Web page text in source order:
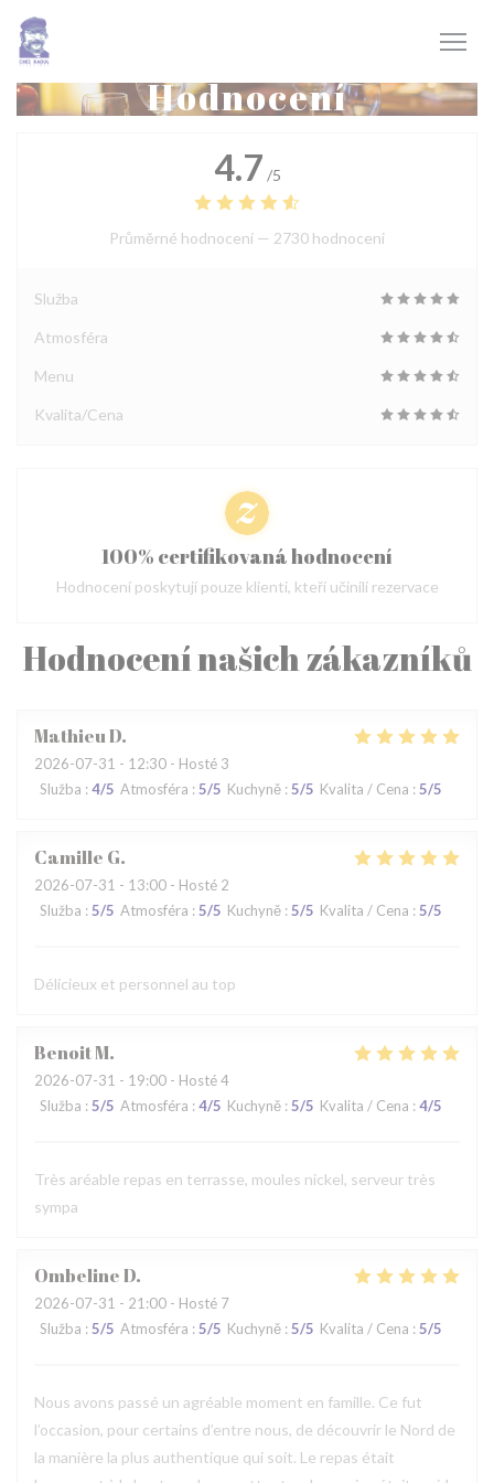
Panel pro správu cookies
Hodnocení
Hodnocení našich zákazníků
MathieuD
2026-07-31 - 12:30 - Hosté 3
Služba : 4/5 Atmosféra : 5/5 Kuchyně : 5/5 Kvalita / Cena : 5/5
Camille G
2026-07-31 - 13:00 - Hosté 2
Služba : 5/5 Atmosféra : 5/5 Kuchyně : 5/5 Kvalita / Cena : 5/5
Délicieux et personnel au top
BenoitM
2026-07-31 - 19:00 - Hosté 4
Služba : 5/5 Atmosféra : 4/5 Kuchyně : 5/5 Kvalita / Cena : 4/5
Très aréable repas en terrasse, moules nickel, serveur très
sympa
OmbelineD
2026-07-31 - 21:00 - Hosté 7
Služba : 5/5 Atmosféra : 5/5 Kuchyně : 5/5 Kvalita / Cena : 5/5
Nous avons passé un agréable moment en famille. Ce fut
l’occasion, pour certains d’entre nous, de découvrir le Nord de
la manière la plus authentique qui soit. Le repas était
4.7 /5
Průměrné hodnocení — 2730 hodnoceni
Služba
Atmosféra
Menu
Kvalita/Cena
100% certifikovaná hodnocení
Hodnocení poskytují pouze klienti, kteří učinili rezervace